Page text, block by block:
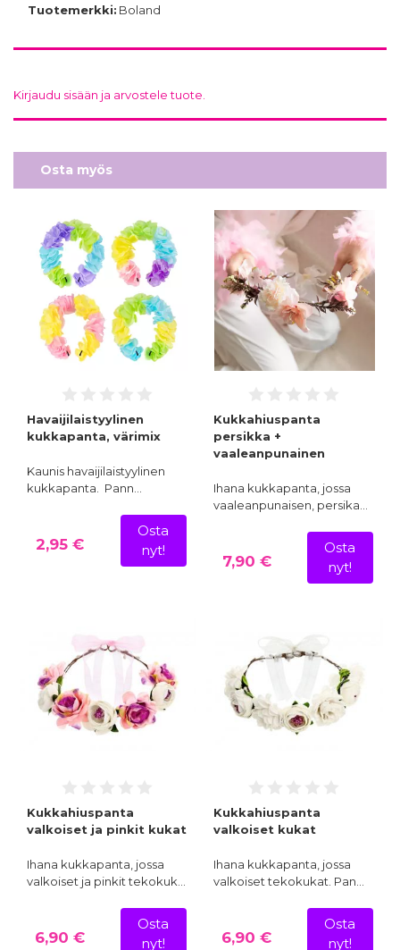
Tuotemerkki: Boland
Kirjaudu sisään ja arvostele tuote.
Osta myös
Havaijilaistyylinen
kukkapanta, värimix
Kaunis havaijilaistyylinen
kukkapanta. Pann…
2,95 €
Osta
nyt!
Kukkahiuspanta
persikka +
vaaleanpunainen
Ihana kukkapanta, jossa
vaaleanpunaisen, persika…
7,90 €
Osta
nyt!
Kukkahiuspanta
valkoiset ja pinkit kukat
Ihana kukkapanta, jossa
valkoiset ja pinkit tekokuk…
6,90 €
Osta
nyt!
Kukkahiuspanta
valkoiset kukat
Ihana kukkapanta, jossa
valkoiset tekokukat. Pan…
6,90 €
Osta
nyt!